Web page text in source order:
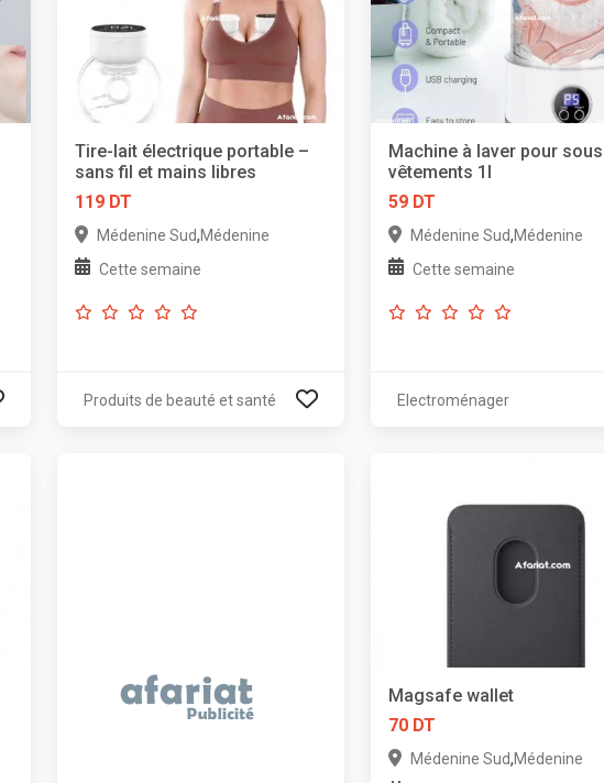
Tire-lait électrique portable –
sans fil et mains libres
119 DT
Médenine Sud,Médenine
Cette semaine
Produits de beauté et santé
Machine à laver pour
vêtements 1l
59 DT
Médenine Sud,Médenine
Cette semaine
Electroménager
Magsafe wallet
70 DT
Médenine Sud,Médenine